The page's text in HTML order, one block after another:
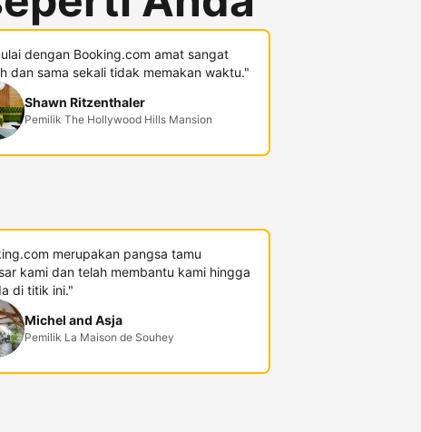
dengan Booking.com amat sangat
dan sama sekali tidak memakan waktu."
Shawn Ritzenthaler
Pemilik The Hollywood Hills Mansion
merupakan pangsa tamu
kami dan telah membantu kami hingga
di titik ini."
Michel and Asja
Pemilik La Maison de Souhey